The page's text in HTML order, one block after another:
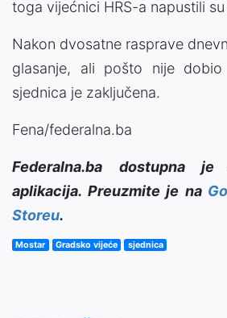
toga vijećnici HRS-a napustili
Nakon dvosatne rasprave
glasanje, ali pošto nije dobio
sjednica je zaključena.
Fena/federalna.ba
Federalna.ba dostupna
aplikacija. Preuzmite je na
Storeu.
Mostar Gradsko vijeće sjednica